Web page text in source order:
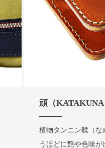
頑（KATAKUNA
植物タンニン鞣（な
うほどに艶や色味